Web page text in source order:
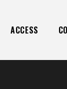
ACCESS